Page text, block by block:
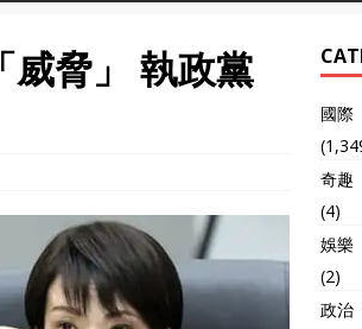
威脅」 執政黨
國際
奇趣
(4)
娛樂
(2)
政治